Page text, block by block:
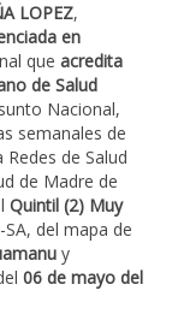
LOPEZ,
en
que acredita
de Salud
Nacional,
semanales de
Redes de Salud
de Madre de
Quintil (2) Muy
SA, del mapa de
y
06 de mayo del